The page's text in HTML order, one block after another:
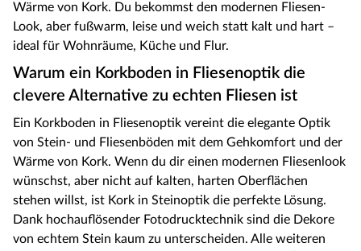
Wärme von Kork. Du bekommst den modernen Fliesen-
Look, aber fußwarm, leise und weich statt kalt und hart –
ideal für Wohnräume, Küche und Flur.
Warum ein Korkboden in Fliesenoptik die
clevere Alternative zu echten Fliesen ist
Ein Korkboden in Fliesenoptik vereint die elegante Optik
von Stein- und Fliesenböden mit dem Gehkomfort und der
Wärme von Kork. Wenn du dir einen modernen Fliesenlook
wünschst, aber nicht auf kalten, harten Oberflächen
stehen willst, ist Kork in Steinoptik die perfekte Lösung.
Dank hochauflösender Fotodrucktechnik sind die Dekore
von echtem Stein kaum zu unterscheiden. Alle weiteren